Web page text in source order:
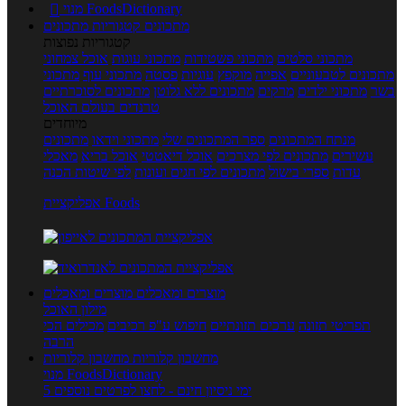

מנוי FoodsDictionary
מתכונים קטגוריות מתכונים
קטגוריות נפוצות
מתכוני סלטים מתכוני פשטידות מתכוני עוגות אוכל צמחוני
מתכונים לטבעוניים אפייה מוקפץ עוגיות פסטה מתכוני עוף מתכוני
בשר מתכוני ילדים מרקים מתכונים ללא גלוטן מתכונים לסוכרתיים
טרנדים בעולם האוכל
מיוחדים
מנתח המתכונים ספר המתכונים שלי מתכוני וידאו מתכונים
עשירים מתכונים לפי מצרכים אוכל דיאטטי אוכל בריא מאכלי
עדות ספרי בישול מתכונים לפי חגים ועונות לפי שיטות הכנה
אפליקציית Foods
מוצרים ומאכלים מוצרים ומאכלים
מילון האוכל
תפריטי תזונה ערכים תזונתיים חיפוש ע"פ רכיבים מכילים הכי
הרבה
מחשבון קלוריות מחשבון קלוריות
מנוי FoodsDictionary
5 ימי ניסיון חינם - לחצו לפרטים נוספים